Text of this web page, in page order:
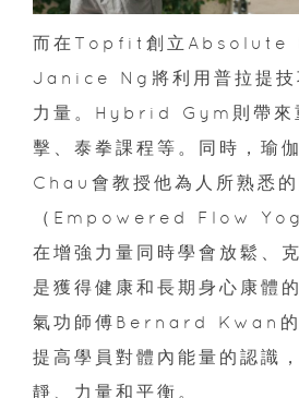
而在Topfit創立Absolute
Janice Ng將利用普拉提技
力量。Hybrid Gym則帶來
擊、泰拳課程等。同時，瑜
Chau會教授他為人所熟悉
（Empowered Flow
在增強力量同時學會放鬆、
是獲得健康和長期身心康體的
氣功師傅Bernard Kwan的
提高學員對體內能量的認識
靜、力量和平衡。